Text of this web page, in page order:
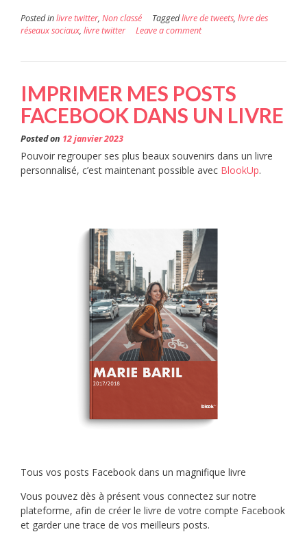
Posted inlivre twitter, Non classé Taggedlivre de tweets, livre des
réseaux sociaux, livre twitter Leave a comment
IMPRIMER MES POSTS
FACEBOOK DANS UN LIVRE
Posted on 12 janvier 2023
Pouvoir regrouper ses plus beaux souvenirs dans un livre
personnalisé, c’est maintenant possible avec BlookUp.
Tous vos posts Facebook dans un magnifique livre
Vous pouvez dès à présent vous connectez sur notre
plateforme, afin de créer le livre de votre compte Facebook
et garder une trace de vos meilleurs posts.